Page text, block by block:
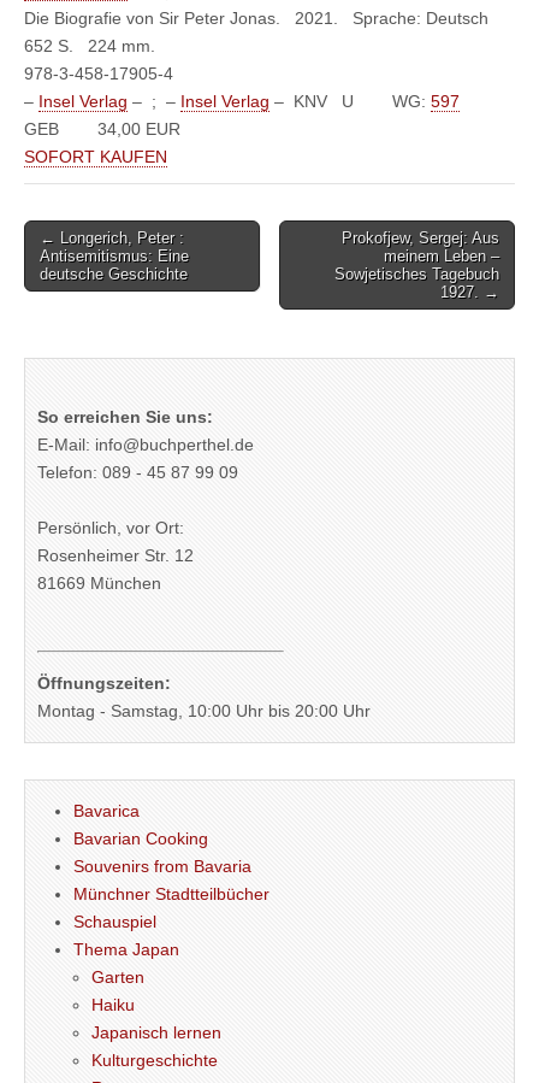
Die Biografie von Sir Peter Jonas. 2021. Sprache: Deutsch
652 S. 224 mm.
978-3-458-17905-4
– Insel Verlag – ; – Insel Verlag – KNV U WG: 597
GEB 34,00 EUR
SOFORT KAUFEN
Post
navigation
← Longerich, Peter :
Antisemitismus: Eine
deutsche Geschichte
Prokofjew, Sergej: Aus
meinem Leben –
Sowjetisches Tagebuch
1927. →
So erreichen Sie uns:
E-Mail: info@buchperthel.de
Telefon: 089 - 45 87 99 09
Persönlich, vor Ort:
Rosenheimer Str. 12
81669 München
Öffnungszeiten:
Montag - Samstag, 10:00 Uhr bis 20:00 Uhr
Bavarica
Bavarian Cooking
Souvenirs from Bavaria
Münchner Stadtteilbücher
Schauspiel
Thema Japan
Garten
Haiku
Japanisch lernen
Kulturgeschichte